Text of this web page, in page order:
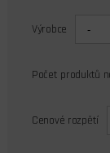
Výrobce
Počet produktů
Cenové rozpětí